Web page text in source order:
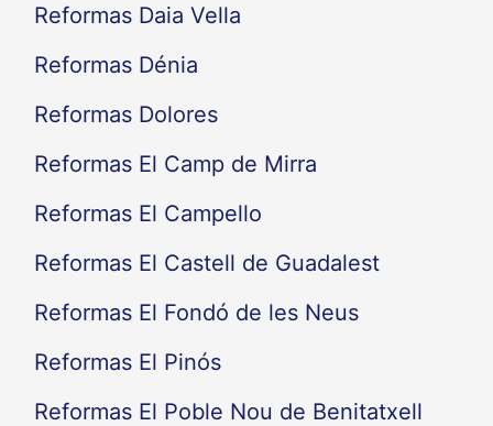
Reformas Daia Vella
Reformas Dénia
Reformas Dolores
Reformas El Camp de Mirra
Reformas El Campello
Reformas El Castell de Guadalest
Reformas El Fondó de les Neus
Reformas El Pinós
Reformas El Poble Nou de Benitatxell